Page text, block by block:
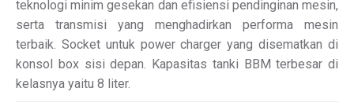
teknologi minim gesekan dan efisiensi pendinginan mesin,
serta transmisi yang menghadirkan performa mesin
terbaik. Socket untuk power charger yang disematkan di
konsol box sisi depan. Kapasitas tanki BBM terbesar di
kelasnya yaitu 8 liter.